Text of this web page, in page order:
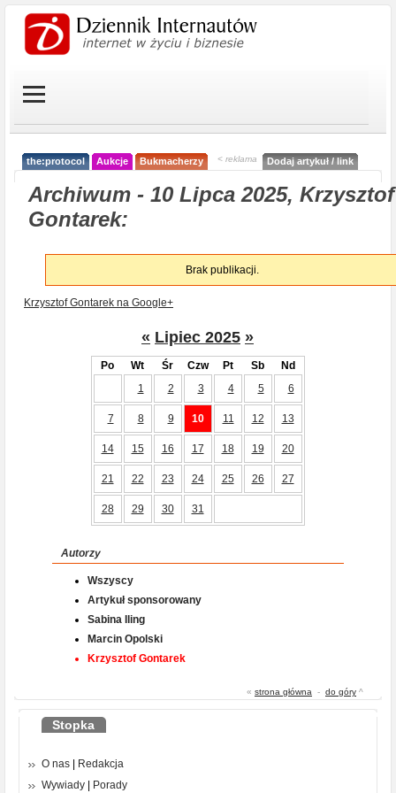
the:protocol Aukcje Bukmacherzy < reklama Dodaj artykuł / link
Archiwum - 10 Lipca 2025, Krzysztof
Gontarek:
Brak publikacji.
Krzysztof Gontarek na Google+
« Lipiec 2025 »
Po Wt Śr Czw Pt Sb
Nd
1
2 3 4 5 6
7 8 9 10 11 12 13
14 15 16 17 18 19 20
21 22 23 24 25 26 27
28 29 30 31
Autorzy
Wszyscy
Artykuł sponsorowany
Sabina Iling
Marcin Opolski
Krzysztof Gontarek
« strona główna - do góry ^
Stopka
O nas
Redakcja
Wywiady
Porady